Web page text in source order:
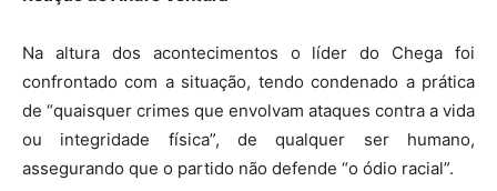
Na altura dos acontecimentos o líder do Chega foi
confrontado com a situação, tendo condenado a prática
de “quaisquer crimes que envolvam ataques contra a vida
ou integridade física”, de qualquer ser humano,
assegurando que o partido não defende “o ódio racial”.